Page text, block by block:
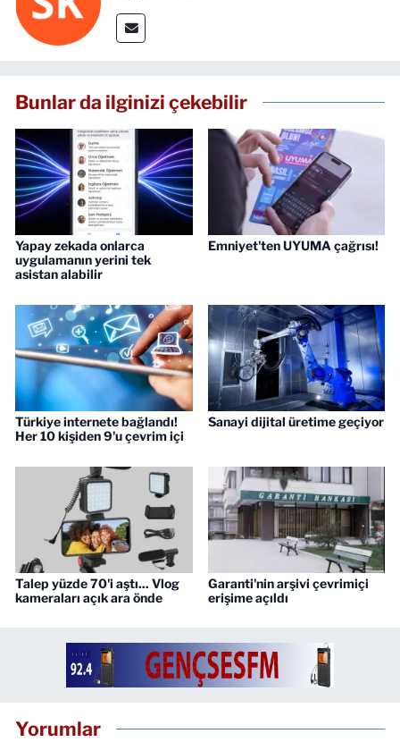
Bunlar da ilginizi çekebilir
Yapay zekada onlarca
uygulamanın yerini tek
asistan alabilir
Emniyet'ten UYUMA çağrısı!
Türkiye internete bağlandı!
Her 10 kişiden 9'u çevrim içi
Sanayi dijital üretime geçiyor
Talep yüzde 70'i aştı... Vlog
kameraları açık ara önde
Garanti'nin arşivi çevrimiçi
erişime açıldı
Yorumlar